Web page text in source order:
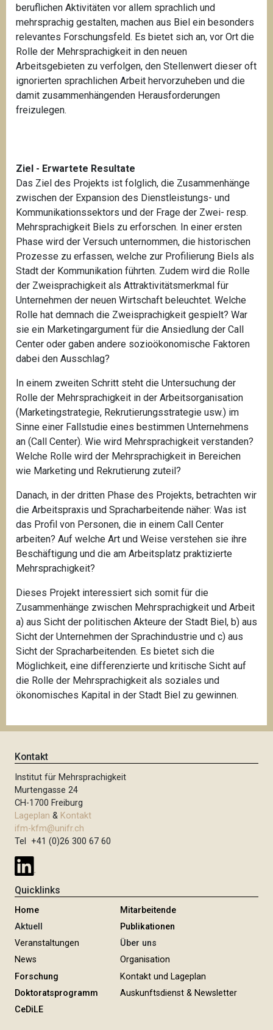
beruflichen Aktivitäten vor allem sprachlich und
mehrsprachig gestalten, machen aus Biel ein besonders
relevantes Forschungsfeld. Es bietet sich an, vor Ort die
Rolle der Mehrsprachigkeit in den neuen
Arbeitsgebieten zu verfolgen, den Stellenwert dieser oft
ignorierten sprachlichen Arbeit hervorzuheben und die
damit zusammenhängenden Herausforderungen
freizulegen.
Ziel - Erwartete Resultate
Das Ziel des Projekts ist folglich, die Zusammenhänge
zwischen der Expansion des Dienstleistungs- und
Kommunikationssektors und der Frage der Zwei- resp.
Mehrsprachigkeit Biels zu erforschen. In einer ersten
Phase wird der Versuch unternommen, die historischen
Prozesse zu erfassen, welche zur Profilierung Biels als
Stadt der Kommunikation führten. Zudem wird die Rolle
der Zweisprachigkeit als Attraktivitätsmerkmal für
Unternehmen der neuen Wirtschaft beleuchtet. Welche
Rolle hat demnach die Zweisprachigkeit gespielt? War
sie ein Marketingargument für die Ansiedlung der Call
Center oder gaben andere sozioökonomische Faktoren
dabei den Ausschlag?
In einem zweiten Schritt steht die Untersuchung der
Rolle der Mehrsprachigkeit in der Arbeitsorganisation
(Marketingstrategie, Rekrutierungsstrategie usw.) im
Sinne einer Fallstudie eines bestimmen Unternehmens
an (Call Center). Wie wird Mehrsprachigkeit verstanden?
Welche Rolle wird der Mehrsprachigkeit in Bereichen
wie Marketing und Rekrutierung zuteil?
Danach, in der dritten Phase des Projekts, betrachten wir
die Arbeitspraxis und Spracharbeitende näher: Was ist
das Profil von Personen, die in einem Call Center
arbeiten? Auf welche Art und Weise verstehen sie ihre
Beschäftigung und die am Arbeitsplatz praktizierte
Mehrsprachigkeit?
Dieses Projekt interessiert sich somit für die
Zusammenhänge zwischen Mehrsprachigkeit und Arbeit
a) aus Sicht der politischen Akteure der Stadt Biel, b) aus
Sicht der Unternehmen der Sprachindustrie und c) aus
Sicht der Spracharbeitenden. Es bietet sich die
Möglichkeit, eine differenzierte und kritische Sicht auf
die Rolle der Mehrsprachigkeit als soziales und
ökonomisches Kapital in der Stadt Biel zu gewinnen.
Kontakt
Institut für Mehrsprachigkeit
Murtengasse 24
CH-1700 Freiburg
Lageplan & Kontakt
ifm-kfm@unifr.ch
Tel +41 (0)26 300 67 60
Quicklinks
Home
Aktuell
Veranstaltungen
News
Forschung
Doktoratsprogramm
CeDiLE
Mitarbeitende
Publikationen
Über uns
Organisation
Kontakt und Lageplan
Auskunftsdienst & Newsletter